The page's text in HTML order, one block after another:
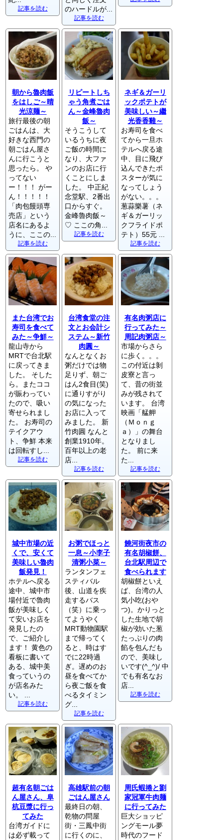
記事を読む
のハードルが...
記事を読む
朝から魯肉飯
をはしご～晴
光涼麺～
旅行最後の朝
ごはんは、大
好きな西門の
朝ごはん屋さ
んに行こうと
思ったら。 や
ってない
ー！！！ がー
ん！！！！！
「肉包饅頭専
売店」という
店名にあるよ
うに、ここの...
記事を読む
リピートしち
ゃう角煮ごは
ん～金峰魯肉
飯～
そうこうして
いるうちに夜
ご飯の時間に
なり、大ファ
ンのお店に行
くことにしま
した。 中正紀
念堂駅、2番出
口からすぐ。
金峰魯肉飯～
♡ ここの角...
記事を読む
ネギ＆ガーリ
ックポテトが
美味しい～繼
光香香雞～
お寿司を食べ
てから一旦ホ
テルへ戻る途
中、目に飛び
込んできたポ
スターが気に
なってしょう
がない。。。
葱蒜樂薯（ネ
ギ＆ガーリッ
クフライドポ
テト）55元 ...
記事を読む
また台湾でお
寿司を食べて
みた～争鮮～
龍山寺から
MRTで台北駅
に戻ってきま
した。 そした
ら。またココ
が賑わってい
たので、吸い
寄せられまし
た。 お寿司の
テイクアウ
ト、争鮮 本来
は回転すし...
記事を読む
台湾食堂の注
文とお会計シ
ステム～新竹
肉圓～
なんとなくお
粥だけでは物
足りず、朝ご
はん2食目(笑)
に通りすがり
の気になった
お店に入って
みました。 新
竹肉圓 なんと
創業1910年。
百年以上の老
店...
記事を読む
有名肉粥店に
行ってみた～
周記肉粥店～
市場からさら
に歩く。。。
この付近は剝
皮寮と言っ
て、昔の街並
みが残されて
います。 台湾
映画「艋舺
（Ｍｏｎｇ
ａ）」の舞台
となりまし
た。 前に来
た...
記事を読む
城中市場の近
くで、安くて
美味しい魯肉
飯発見！
ホテルへ戻る
途中、城中市
場付近で魯肉
飯が美味しく
て安いお店を
発見したの
で、ご紹介し
ます！ 黄色の
看板に書いて
ある、城中美
食っていうの
が店名みた
い。 ...
記事を読む
お粥でほっと
一息～小李子
清粥小菜～
ランタンフェ
スティバル
後、山道を疾
走するバス
（笑）に乗っ
てようやく
MRT動物園駅
まで帰ってく
ると、時はす
でに22時過
ぎ。遅めのお
昼を食べてか
ら夜ご飯を食
べるタイミン
グ...
記事を読む
饒河街夜市の
有名胡椒餅、
台北駅周辺で
食べられます
胡椒餅といえ
ば、台湾の人
気小吃(おや
つ)。かりっと
した生地で胡
椒が効いた葱
たっぷりの肉
餡を包んだも
ので、美味し
いです(^_^)/ 中
でも有名なお
店...
記事を読む
超有名朝ごは
ん屋さん、阜
杭豆漿に行っ
てみた
台湾ガイドに
は必ず載って
高雄駅前の朝
ごはん屋さん
最終日の朝、
乾物の問屋
街・三鳳中街
に行くのに、
周氏蝦捲と劉
家冠軍牛肉麺
に行ってみた
巨大ショッピ
ングモール夢
時代のフード